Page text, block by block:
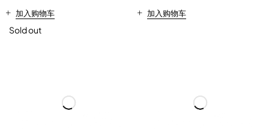
加入购物车 加入购物车
Sold out